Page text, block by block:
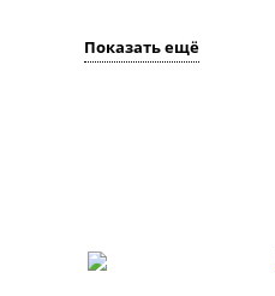
Показать ещё